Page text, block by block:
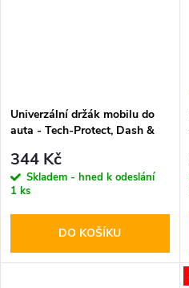
Univerzální držák mobilu do
auta - Tech-Protect, Dash &
344 Kč
Skladem - hned k odeslání
1 ks
DO KOŠÍKU